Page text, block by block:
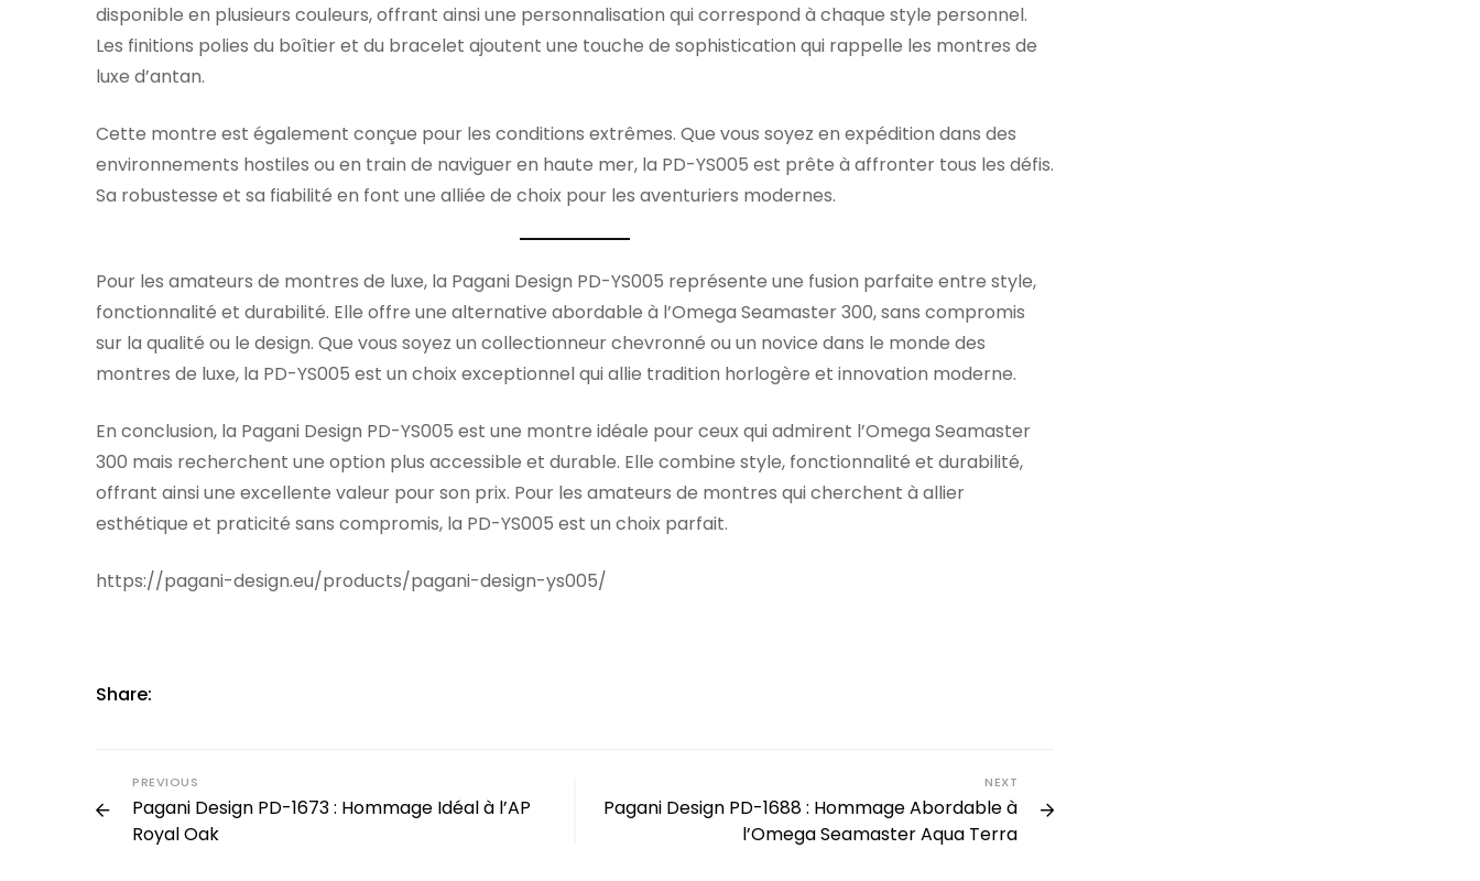
disponible en plusieurs couleurs, offrant ainsi une personnalisation qui correspond à chaque style personnel.
Les finitions polies du boîtier et du bracelet ajoutent une touche de sophistication qui rappelle les montres de
luxe d’antan.
Cette montre est également conçue pour les conditions extrêmes. Que vous soyez en expédition dans des
environnements hostiles ou en train de naviguer en haute mer, la PD-YS005 est prête à affronter tous les défis.
Sa robustesse et sa fiabilité en font une alliée de choix pour les aventuriers modernes.
Pour les amateurs de montres de luxe, la Pagani Design PD-YS005 représente une fusion parfaite entre style,
fonctionnalité et durabilité. Elle offre une alternative abordable à l’Omega Seamaster 300, sans compromis
sur la qualité ou le design. Que vous soyez un collectionneur chevronné ou un novice dans le monde des
montres de luxe, la PD-YS005 est un choix exceptionnel qui allie tradition horlogère et innovation moderne.
En conclusion, la Pagani Design PD-YS005 est une montre idéale pour ceux qui admirent l’Omega Seamaster
300 mais recherchent une option plus accessible et durable. Elle combine style, fonctionnalité et durabilité,
offrant ainsi une excellente valeur pour son prix. Pour les amateurs de montres qui cherchent à allier
esthétique et praticité sans compromis, la PD-YS005 est un choix parfait.
https://pagani-design.eu/products/pagani-design-ys005/
Share:
PREVIOUS
Pagani Design PD-1673 : Hommage Idéal à l’AP
Royal Oak
NEXT
Pagani Design PD-1688 : Hommage Abordable à
l’Omega Seamaster Aqua Terra